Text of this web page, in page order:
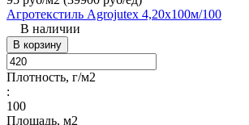
Агротекстиль Agrojutex 4,20х100м/100
В наличии
В корзину
Плотность, г/м2
:
100
Площадь, м2